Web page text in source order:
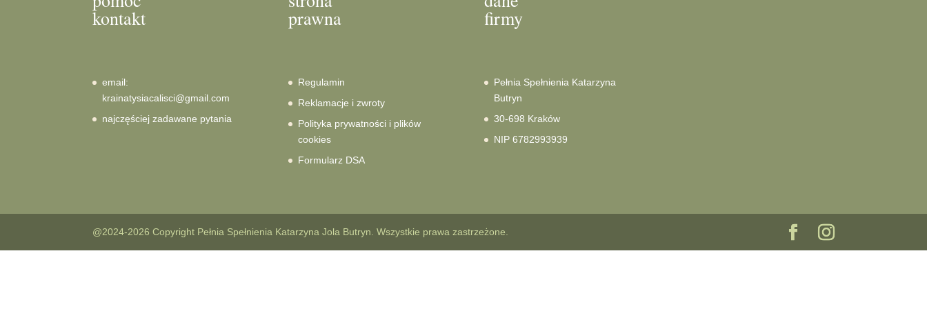
kontakt
email:
krainatysiacalisci@gmail.com
najczęściej zadawane pytania
prawna
Regulamin
Reklamacje i zwroty
Polityka prywatności i plików
cookies
Formularz DSA
firmy
Pełnia Spełnienia Katarzyna
Butryn
30-698 Kraków
NIP 6782993939
@2024-2026 Copyright Pełnia Spełnienia Katarzyna Jola Butryn. Wszystkie prawa zastrzeżone.